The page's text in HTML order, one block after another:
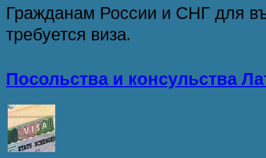
Гражданам России и СНГ для
требуется виза.
Посольства и консульства